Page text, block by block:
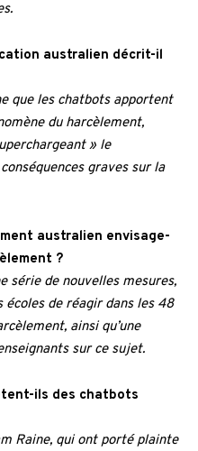
australien décrit-il
que les chatbots apportent
du harcèlement,
» le
graves sur la
australien envisage-
?
série de nouvelles mesures,
de réagir dans les 48
ainsi qu’une
sur ce sujet.
ils des chatbots
Raine, qui ont porté plainte